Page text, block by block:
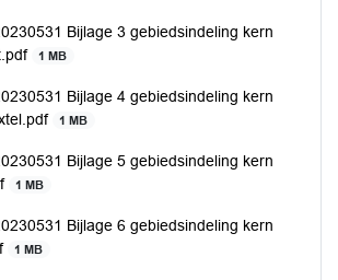
Bijlage 3 gebiedsindeling kern
1 MB
Bijlage 4 gebiedsindeling kern
1 MB
Bijlage 5 gebiedsindeling kern
1 MB
Bijlage 6 gebiedsindeling kern
1 MB